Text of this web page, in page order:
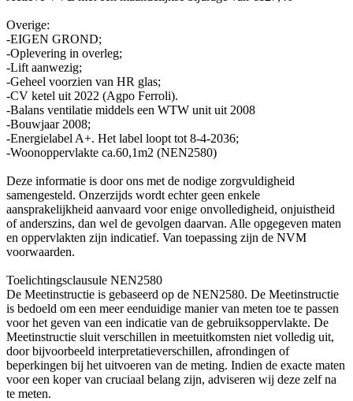
Overige:
-EIGEN GROND;
-Oplevering in overleg;
-Lift aanwezig;
-Geheel voorzien van HR glas;
-CV ketel uit 2022 (Agpo Ferroli).
-Balans ventilatie middels een WTW unit uit 2008
-Bouwjaar 2008;
-Energielabel A+. Het label loopt tot 8-4-2036;
-Woonoppervlakte ca.60,1m2 (NEN2580)
Deze informatie is door ons met de nodige zorgvuldigheid
samengesteld. Onzerzijds wordt echter geen enkele
aansprakelijkheid aanvaard voor enige onvolledigheid, onjuistheid
of anderszins, dan wel de gevolgen daarvan. Alle opgegeven maten
en oppervlakten zijn indicatief. Van toepassing zijn de NVM
voorwaarden.
Toelichtingsclausule NEN2580
De Meetinstructie is gebaseerd op de NEN2580. De Meetinstructie
is bedoeld om een meer eenduidige manier van meten toe te passen
voor het geven van een indicatie van de gebruiksoppervlakte. De
Meetinstructie sluit verschillen in meetuitkomsten niet volledig uit,
door bijvoorbeeld interpretatieverschillen, afrondingen of
beperkingen bij het uitvoeren van de meting. Indien de exacte maten
voor een koper van cruciaal belang zijn, adviseren wij deze zelf na
te meten.